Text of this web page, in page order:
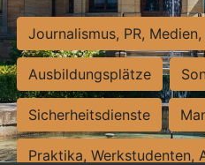
Journalismus, PR,
Ausbildungsplätze
Sicherheitsdienste
Praktika, Werkstudenten,